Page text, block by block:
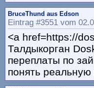
BruceThund aus Edson
Eintrag #3551 vom
<a href=https://
Талдыкорган
переплаты по
понять реальную